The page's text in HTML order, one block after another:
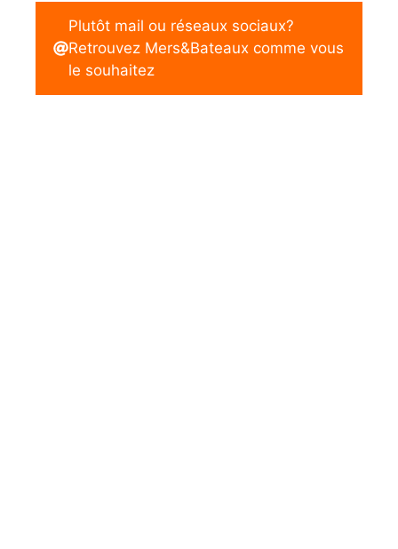
Plutôt mail ou réseaux sociaux?
Retrouvez Mers&Bateaux comme vous
le souhaitez